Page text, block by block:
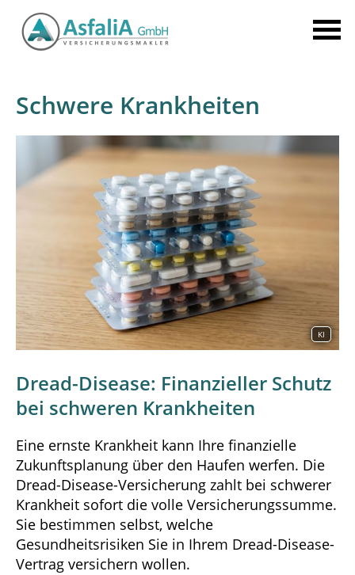
Schwere Krankheiten
KI
Dread-Disease: Finanzieller Schutz
bei schweren Krankheiten
Eine ernste Krankheit kann Ihre finanzielle
Zukunftsplanung über den Haufen werfen. Die
Dread-Disease-Versicherung zahlt bei schwerer
Krankheit sofort die volle Versicherungssumme.
Sie bestimmen selbst, welche
Gesundheitsrisiken Sie in Ihrem Dread-Disease-
Vertrag versichern wollen.